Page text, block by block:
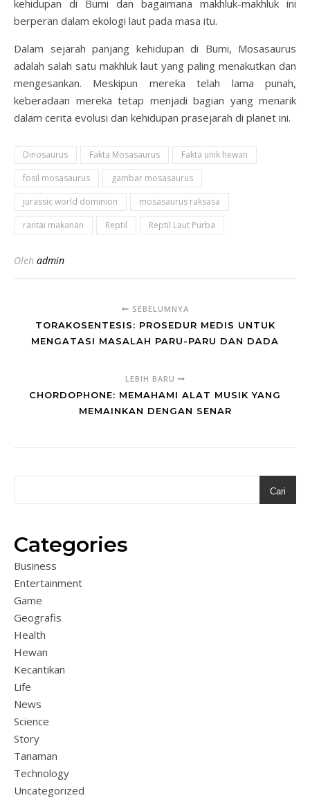
kehidupan di Bumi dan bagaimana makhluk-makhluk ini
berperan dalam ekologi laut pada masa itu.
Dalam sejarah panjang kehidupan di Bumi, Mosasaurus
adalah salah satu makhluk laut yang paling menakutkan dan
mengesankan. Meskipun mereka telah lama punah,
keberadaan mereka tetap menjadi bagian yang menarik
dalam cerita evolusi dan kehidupan prasejarah di planet ini.
Dinosaurus Fakta Mosasaurus
Fakta unik hewan
fosil mosasaurus
gambar mosasaurus
jurassic world dominion
mosasaurus raksasa
rantai makanan
Reptil Reptil Laut Purba
Oleh admin
SEBELUMNYA
TORAKOSENTESIS: PROSEDUR MEDIS UNTUK
MENGATASI MASALAH PARU-PARU DAN DADA
LEBIH BARU
CHORDOPHONE: MEMAHAMI ALAT MUSIK YANG
MEMAINKAN DENGAN SENAR
Cari
Categories
Business
Entertainment
Game
Geografis
Health
Hewan
Kecantikan
Life
News
Science
Story
Tanaman
Technology
Uncategorized